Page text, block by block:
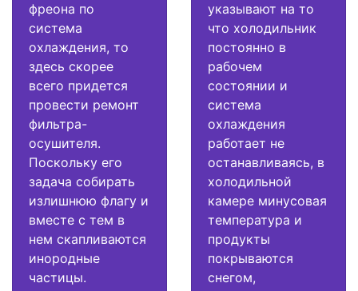
фреона по
система
охлаждения, то
здесь скорее
всего придется
провести ремонт
фильтра-
осушителя.
Поскольку его
задача собирать
излишнюю флагу и
вместе с тем в
нем скапливаются
инородные
частицы.
указывают на то
что холодильник
постоянно в
рабочем
состоянии и
система
охлаждения
работает не
останавливаясь, в
холодильной
камере минусовая
температура и
продукты
покрываются
снегом,